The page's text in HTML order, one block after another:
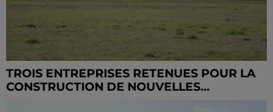
TROIS ENTREPRISES RETENUES POUR LA
CONSTRUCTION DE NOUVELLES...